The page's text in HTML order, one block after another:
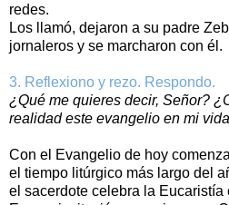
redes.
Los llamó, dejaron a su padre
jornaleros y se marcharon con él.
3. Reflexiono y rezo. Respondo.
¿Qué me quieres decir, Señor?
realidad este evangelio en mi
Con el Evangelio de hoy
el tiempo litúrgico más largo del
el sacerdote celebra la Eucaristía